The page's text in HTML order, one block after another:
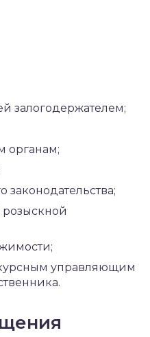
залогодержателем;
органам;
управляющим